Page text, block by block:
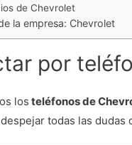
de Chevrolet
la empresa: Chevrolet
por
los teléfonos de
todas las